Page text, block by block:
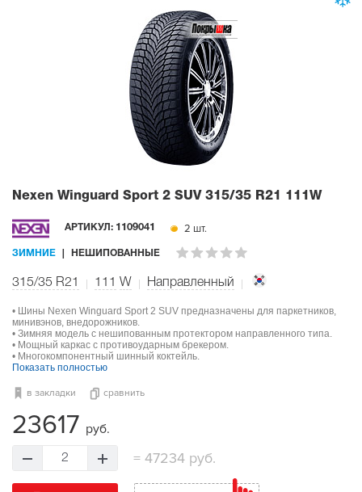
Nexen Winguard Sport 2 SUV 315/35 R21 111W
АРТИКУЛ: 1109041 2 шт.
ЗИМНИЕ НЕШИПОВАННЫЕ
315/35 R21 111 W Направленный
• Шины Nexen Winguard Sport 2 SUV предназначены для паркетников,
минивэнов, внедорожников.
• Зимняя модель с нешипованным протектором направленного типа.
• Мощный каркас с противоударным брекером.
• Многокомпонентный шинный коктейль.
Показать полностью
в закладки сравнить
23617 руб.
2 =47234 руб.